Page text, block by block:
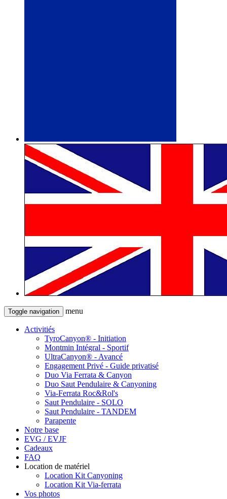
Toggle navigation menu
Activitiés
TyroCanyon® - Initiation
Montmin Intégral - Sportif
UltraCanyon® - Avancé
Engagement Privé - Guide privatisé
Duo Via Ferrata & Canyon
Duo Saut Pendulaire & Canyoning
Via-Ferrata Roc&Rol's
Saut Pendulaire - SOLO
Saut Pendulaire - TANDEM
Parapente
Notre base
EVG / EVJF
Cadeaux
FAQ
Location de matériel
Location Kit Canyoning
Location Kit Via-ferrata
Vos photos